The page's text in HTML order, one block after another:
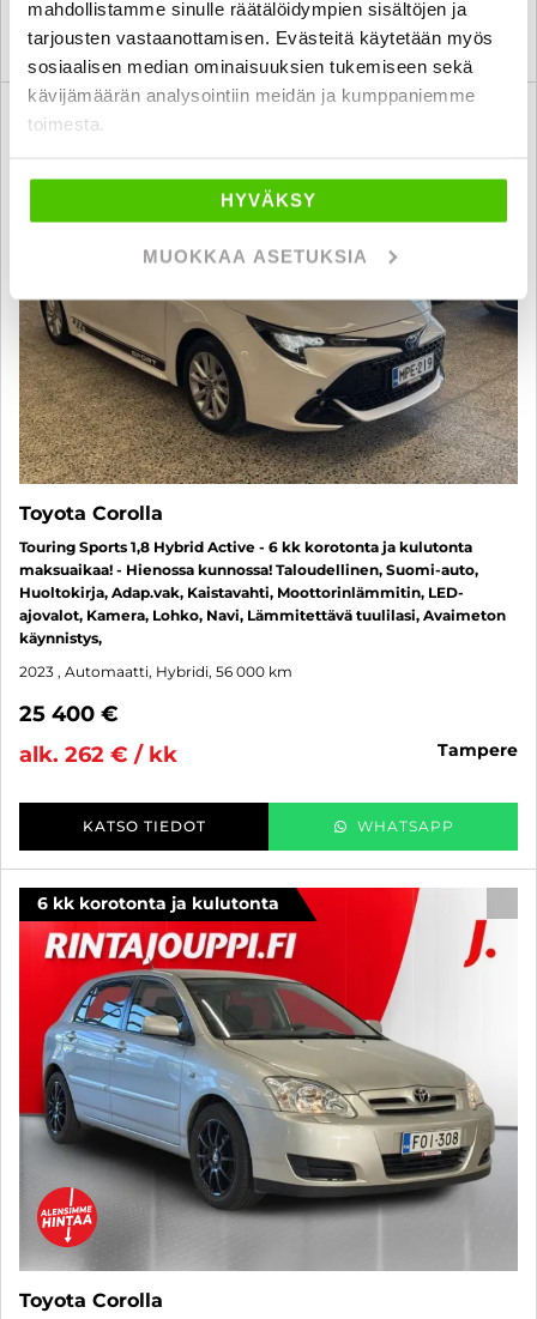
mahdollistamme sinulle räätälöidympien sisältöjen ja
tarjousten vastaanottamisen. Evästeitä käytetään myös
sosiaalisen median ominaisuuksien tukemiseen sekä
kävijämäärän analysointiin meidän ja kumppaniemme
toimesta.
HYVÄKSY
MUOKKAA ASETUKSIA
KATSO TIEDOT WHATSAPP
6 kk korotonta ja kulutonta
Toyota Corolla
Touring Sports 1,8 Hybrid Active - 6 kk korotonta ja kulutonta
maksuaikaa! - Hienossa kunnossa! Taloudellinen, Suomi-auto,
Huoltokirja, Adap.vak, Kaistavahti, Moottorinlämmitin, LED-
ajovalot, Kamera, Lohko, Navi, Lämmitettävä tuulilasi, Avaimeton
käynnistys,
2023 , Automaatti, Hybridi, 56 000 km
25 400 €
alk. 262 € / kk
tampere
KATSO TIEDOT WHATSAPP
6 kk korotonta ja kulutonta
Toyota Corolla